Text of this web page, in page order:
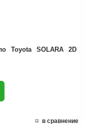
Toyota SOLARA 2D
в сравнение